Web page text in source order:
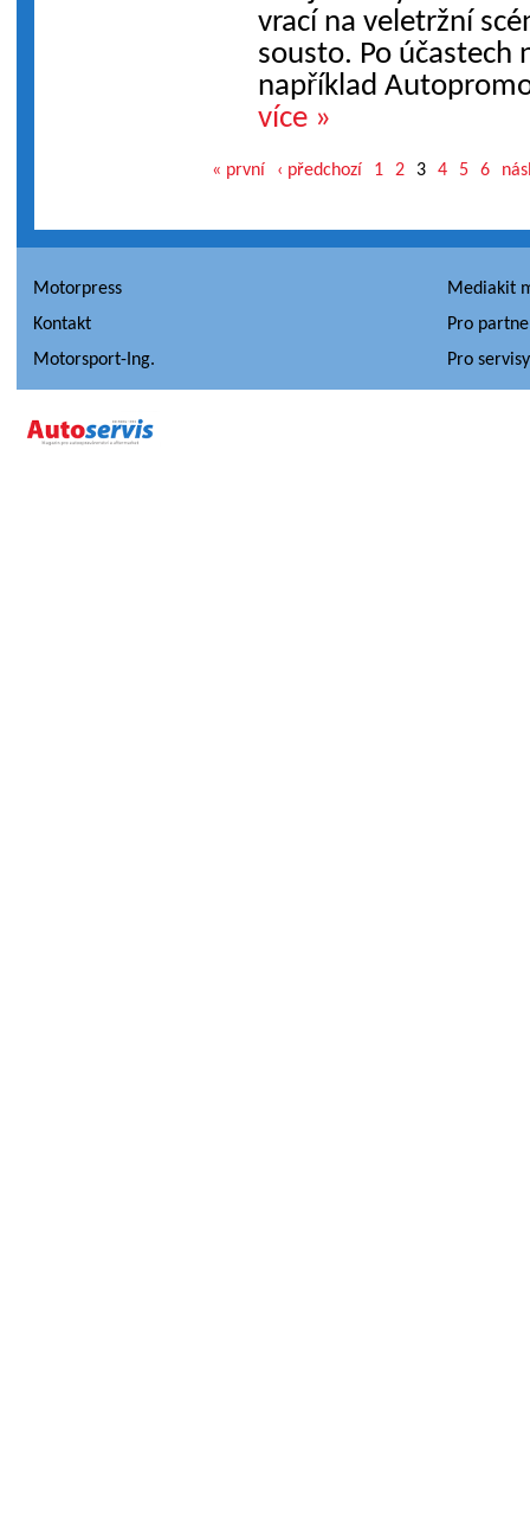
vrací na veletržní
sousto. Po účastech
například
více »
« první ‹ předchozí 1 2 3 4 5 6
Motorpress
Mediakit
Kontakt
Pro
Motorsport-Ing.
Pro servisy